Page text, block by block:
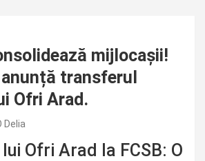
mijlocașii!
transferul
Ofri Arad.
Delia
Ofri Arad la FCSB: O